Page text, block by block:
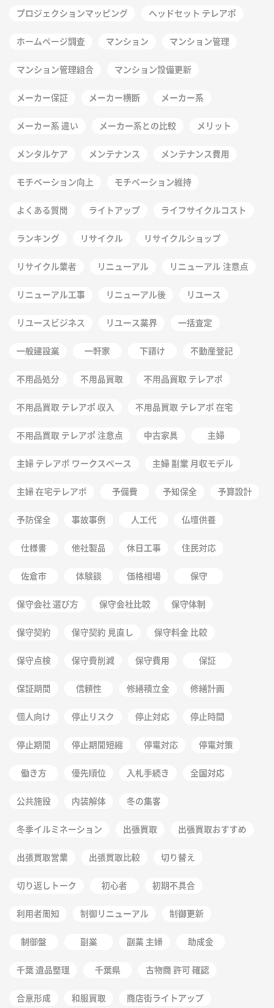
プロジェクションマッピング ヘッドセット テレアポ
ホームページ調査 マンション マンション管理
マンション管理組合 マンション設備更新
メーカー保証 メーカー横断 メーカー系
メーカー系 違い メーカー系との比較 メリット
メンタルケア メンテナンス メンテナンス費用
モチベーション向上 モチベーション維持
よくある質問 ライトアップ ライフサイクルコスト
ランキング リサイクル リサイクルショップ
リサイクル業者 リニューアル リニューアル 注意点
リニューアル工事 リニューアル後 リユース
リユースビジネス リユース業界 一括査定
一般建設業 一軒家 下請け 不動産登記
不用品処分 不用品買取 不用品買取 テレアポ
不用品買取 テレアポ 収入 不用品買取 テレアポ 在宅
不用品買取 テレアポ 注意点 中古家具 主婦
主婦 テレアポ ワークスペース 主婦 副業 月収モデル
主婦 在宅テレアポ 予備費 予知保全 予算設計
予防保全 事故事例 人工代 仏壇供養
仕様書 他社製品 休日工事 住民対応
佐倉市 体験談 価格相場 保守
保守会社 選び方 保守会社比較 保守体制
保守契約 保守契約 見直し 保守料金 比較
保守点検 保守費削減 保守費用 保証
保証期間 信頼性 修繕積立金 修繕計画
個人向け 停止リスク 停止対応 停止時間
停止期間 停止期間短縮 停電対応 停電対策
働き方 優先順位 入札手続き 全国対応
公共施設 内装解体 冬の集客
冬季イルミネーション 出張買取 出張買取おすすめ
出張買取営業 出張買取比較 切り替え
切り返しトーク 初心者 初期不具合
利用者周知 制御リニューアル 制御更新
制御盤 副業 副業 主婦 助成金
千葉 遺品整理 千葉県 古物商 許可 確認
合意形成 和服買取 商店街ライトアップ